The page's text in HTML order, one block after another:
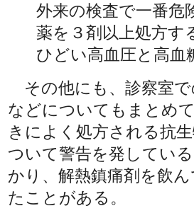
外来の検査で一番危
薬を３剤以上処方す
ひどい高血圧と高血
その他にも、診察室で
などについてもまとめ
きによく処方される抗
ついて警告を発してい
かり、解熱鎮痛剤を飲
たことがある。